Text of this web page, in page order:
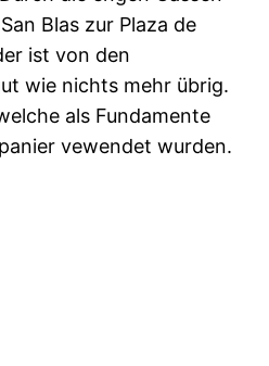
Blas zur Plaza de
ist von den
wie nichts mehr übrig.
als Fundamente
vewendet wurden.